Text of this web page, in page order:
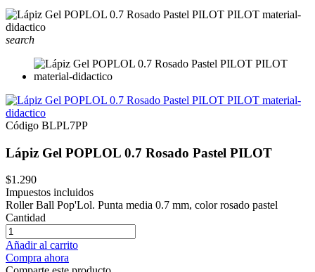
search
Código BLPL7PP
Lápiz Gel POPLOL 0.7 Rosado Pastel PILOT
$1.290
Impuestos incluidos
Roller Ball Pop'Lol. Punta media 0.7 mm, color rosado pastel
Cantidad
Añadir al carrito
Compra ahora